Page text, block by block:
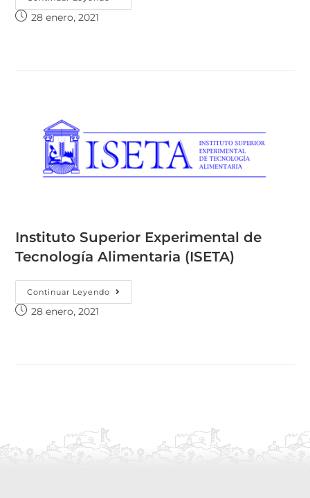
28 enero, 2021
Instituto Superior Experimental de
Tecnología Alimentaria (ISETA)
Continuar Leyendo
28 enero, 2021